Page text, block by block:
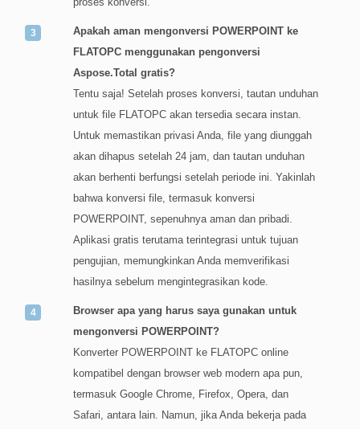
Apakah aman mengonversi POWERPOINT ke
FLATOPC menggunakan pengonversi
Aspose.Total gratis?
Tentu saja! Setelah proses konversi, tautan unduhan
untuk file FLATOPC akan tersedia secara instan.
Untuk memastikan privasi Anda, file yang diunggah
akan dihapus setelah 24 jam, dan tautan unduhan
akan berhenti berfungsi setelah periode ini. Yakinlah
bahwa konversi file, termasuk konversi
POWERPOINT, sepenuhnya aman dan pribadi.
Aplikasi gratis terutama terintegrasi untuk tujuan
pengujian, memungkinkan Anda memverifikasi
hasilnya sebelum mengintegrasikan kode.
Browser apa yang harus saya gunakan untuk
mengonversi POWERPOINT?
Konverter POWERPOINT ke FLATOPC online
kompatibel dengan browser web modern apa pun,
termasuk Google Chrome, Firefox, Opera, dan
Safari, antara lain. Namun, jika Anda bekerja pada